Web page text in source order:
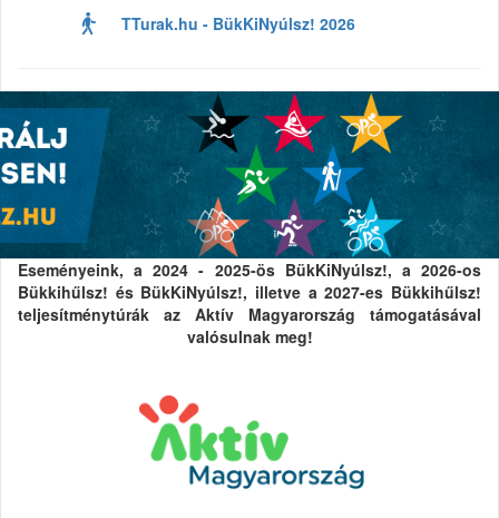
TTurak.hu - BükKiNyúlsz! 2026
Eseményeink, a 2024 - 2025-ös BükKiNyúlsz!, a 2026-os
Bükkihűlsz! és BükKiNyúlsz!, illetve a 2027-es Bükkihűlsz!
teljesítménytúrák az Aktív Magyarország támogatásával
valósulnak meg!